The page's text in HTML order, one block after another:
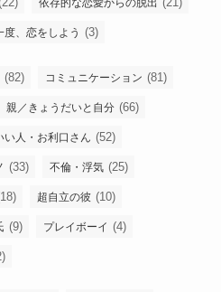
依存的な恋愛からの脱出
度、恋をしよう (3)
(82) コミュニケーション (81)
親／きょうだいと自分 (66)
い人・お利口さん (52)
(33) 不倫・浮気 (25)
超自立の彼 (10)
(9) プレイボーイ (4)